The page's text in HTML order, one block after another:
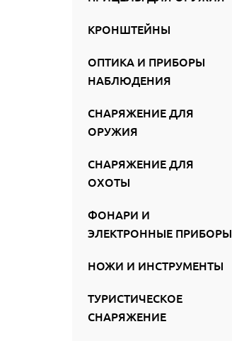
КРОНШТЕЙНЫ
ОПТИКА И ПРИБОРЫ
НАБЛЮДЕНИЯ
СНАРЯЖЕНИЕ ДЛЯ
ОРУЖИЯ
СНАРЯЖЕНИЕ ДЛЯ
ОХОТЫ
ФОНАРИ И
ЭЛЕКТРОННЫЕ ПРИБОРЫ
НОЖИ И ИНСТРУМЕНТЫ
ТУРИСТИЧЕСКОЕ
СНАРЯЖЕНИЕ